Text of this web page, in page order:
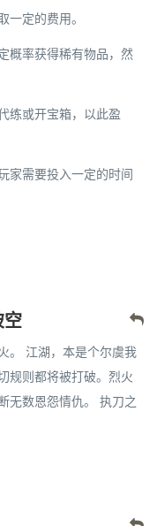
定的费用。
概率获得稀有物品，然
练或开宝箱，以此盈
家需要投入一定的时间
空
。 江湖，本是个尔虞我
规则都将被打破。烈火
无数恩怨情仇。 执刀之